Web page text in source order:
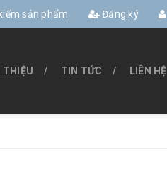
sản phẩm Đăng ký
THIỆU TIN TỨC LIÊN HỆ